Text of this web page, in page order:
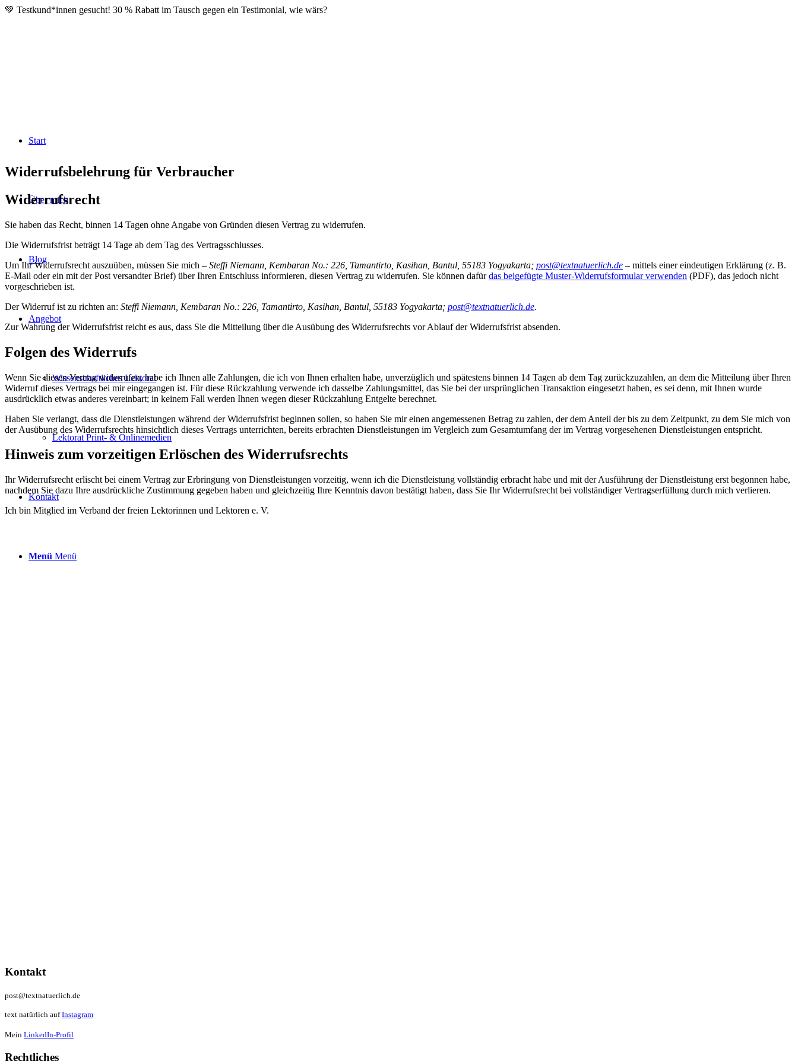
💚 Testkund*innen gesucht! 30 % Rabatt im Tausch gegen ein Testimonial, wie wärs?
Start
Über mich
Blog
Angebot
Wissenschaftliches Lektorat
Lektorat Print- & Onlinemedien
Kontakt
Menü Menü
Widerrufsbelehrung für Verbraucher
Widerrufsrecht
Sie haben das Recht, binnen 14 Tagen ohne Angabe von Gründen diesen Vertrag zu widerrufen.
Die Widerrufsfrist beträgt 14 Tage ab dem Tag des Vertragsschlusses.
Um Ihr Widerrufsrecht auszuüben, müssen Sie mich – Steffi Niemann, Kembaran No.: 226, Tamantirto, Kasihan, Bantul, 55183 Yogyakarta; post@textnatuerlich.de – mittels einer eindeutigen Erklärung (z. B.
E-Mail oder ein mit der Post versandter Brief) über Ihren Entschluss informieren, diesen Vertrag zu widerrufen. Sie können dafürdas beigefügte Muster-Widerrufsformular verwenden (PDF), das jedoch nicht
vorgeschrieben ist.
Der Widerruf ist zu richten an: Steffi Niemann, Kembaran No.: 226, Tamantirto, Kasihan, Bantul, 55183 Yogyakarta; post@textnatuerlich.de.
Zur Wahrung der Widerrufsfrist reicht es aus, dass Sie die Mitteilung über die Ausübung des Widerrufsrechts vor Ablauf der Widerrufsfrist absenden.
Folgen des Widerrufs
Wenn Sie diesen Vertrag widerrufen, habe ich Ihnen alle Zahlungen, die ich von Ihnen erhalten habe, unverzüglich und spätestens binnen 14 Tagen ab dem Tag zurückzuzahlen, an dem die Mitteilung über Ihren
Widerruf dieses Vertrags bei mir eingegangen ist. Für diese Rückzahlung verwende ich dasselbe Zahlungsmittel, das Sie bei der ursprünglichen Transaktion eingesetzt haben, es sei denn, mit Ihnen wurde
ausdrücklich etwas anderes vereinbart; in keinem Fall werden Ihnen wegen dieser Rückzahlung Entgelte berechnet.
Haben Sie verlangt, dass die Dienstleistungen während der Widerrufsfrist beginnen sollen, so haben Sie mir einen angemessenen Betrag zu zahlen, der dem Anteil der bis zu dem Zeitpunkt, zu dem Sie mich von
der Ausübung des Widerrufsrechts hinsichtlich dieses Vertrags unterrichten, bereits erbrachten Dienstleistungen im Vergleich zum Gesamtumfang der im Vertrag vorgesehenen Dienstleistungen ent­spricht.
Hinweis zum vorzeitigen Erlöschen des Widerrufsrechts
Ihr Widerrufsrecht erlischt bei einem Vertrag zur Erbringung von Dienstleistungen vorzeitig, wenn ich die Dienstleistung vollständig erbracht habe und mit der Ausführung der Dienstleistung erst begonnen habe,
nachdem Sie dazu Ihre ausdrückliche Zustimmung gegeben haben und gleichzeitig Ihre Kenntnis davon be­stätigt haben, dass Sie Ihr Widerrufsrecht bei vollständiger Vertragserfüllung durch mich verlieren.
Ich bin Mitglied im Verband der freien Lektorinnen und Lektoren e. V.
Kontakt
post@textnatuerlich.de
text natürlich aufInstagram
Mein LinkedIn-Profil
Rechtliches